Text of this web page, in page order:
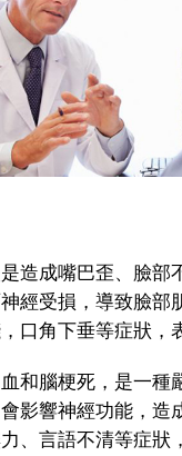
成嘴巴歪、臉部
經受損，導致臉
口角下垂等症狀，
腦梗死，是一種
影響神經功能，
、言語不清等症狀